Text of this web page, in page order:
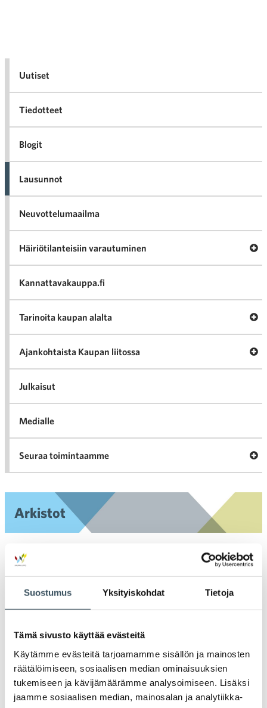
Suostumus Yksityiskohdat Tietoja
Tämä sivusto käyttää evästeitä
Käytämme evästeitä tarjoamamme sisällön ja mainosten
räätälöimiseen, sosiaalisen median ominaisuuksien
tukemiseen ja kävijämäärämme analysoimiseen. Lisäksi
jaamme sosiaalisen median, mainosalan ja analytiikka-
Uutiset
Tiedotteet
Blogit
Lausunnot
Neuvottelumaailma
Häiriötilanteisiin varautuminen
Kannattavakauppa.fi
Tarinoita kaupan alalta
Ajankohtaista Kaupan liitossa
Julkaisut
Medialle
Seuraa toimintaamme
Arkistot
2025
2024
2023
2022
2021